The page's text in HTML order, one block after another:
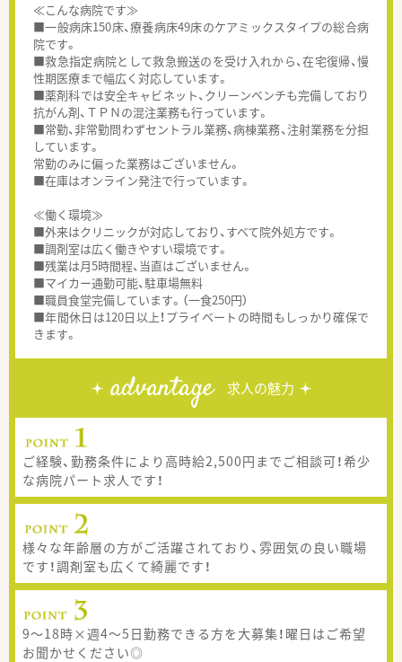
≪こんな病院です≫
■一般病床150床、療養病床49床のケアミックスタイプの総合病
院です。
■救急指定病院として救急搬送のを受け入れから、在宅復帰、慢
性期医療まで幅広く対応しています。
■薬剤科では安全キャビネット、クリーンベンチも完備しており
抗がん剤、ＴＰＮの混注業務も行っています。
■常勤、非常勤問わずセントラル業務、病棟業務、注射業務を分担
しています。
常勤のみに偏った業務はございません。
■在庫はオンライン発注で行っています。
≪働く環境≫
■外来はクリニックが対応しており、すべて院外処方です。
■調剤室は広く働きやすい環境です。
■残業は月5時間程、当直はございません。
■マイカー通勤可能、駐車場無料
■職員食堂完備しています。（一食250円）
■年間休日は120日以上！プライベートの時間もしっかり確保で
きます。
advantage 求人の魅力
ご経験、勤務条件により高時給2,500円までご相談可！希少
な病院パート求人です！
様々な年齢層の方がご活躍されており、雰囲気の良い職場
です！調剤室も広くて綺麗です！
9～18時×週4～5日勤務できる方を大募集！曜日はご希望
お聞かせください◎